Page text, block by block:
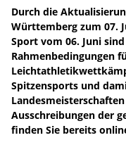
Durch die
Württemberg zum 07.
Sport vom 06. Juni
Rahmenbedingungen
Spitzensports und
Ausschreibungen der
finden Sie bereits